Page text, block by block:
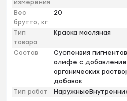
измерения
Вес
брутто, кг:
20
Тип
товара
Краска масляная
Состав
Суспензия
олифе с
органических
добавок
Тип работ